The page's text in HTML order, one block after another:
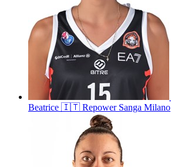
Beatrice 🇮🇹 Repower Sanga Milano